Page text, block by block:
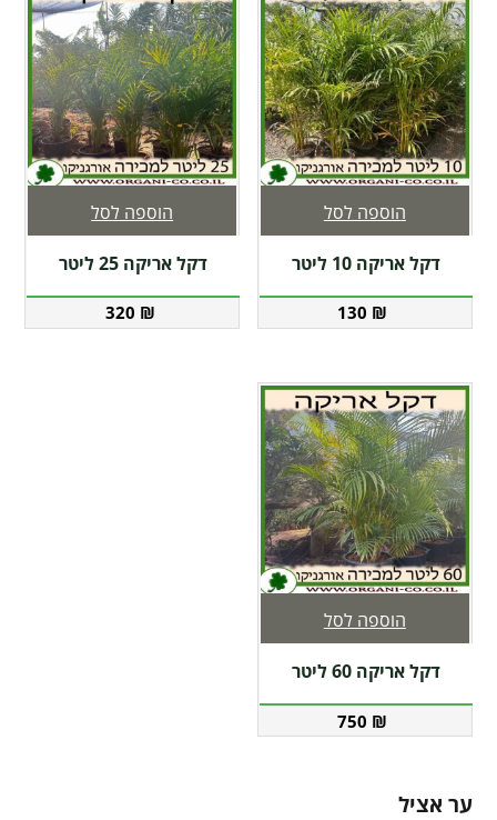
דקל אריקה 10 ליטר
130 ₪
הוספה לסל
דקל אריקה 25 ליטר
320 ₪
הוספה לסל
דקל אריקה 60 ליטר
750 ₪
הוספה לסל
ער אציל